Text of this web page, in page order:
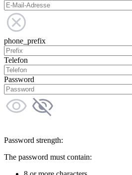
phone_prefix
Telefon
Password
Password strength:
The password must contain: